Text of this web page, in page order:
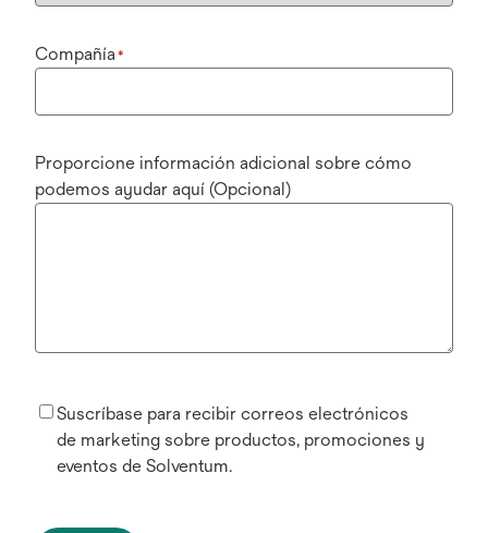
Compañía *
Proporcione información adicional sobre cómo
podemos ayudar aquí (Opcional)
Suscríbase para recibir correos electrónicos
de marketing sobre productos, promociones y
eventos de Solventum.